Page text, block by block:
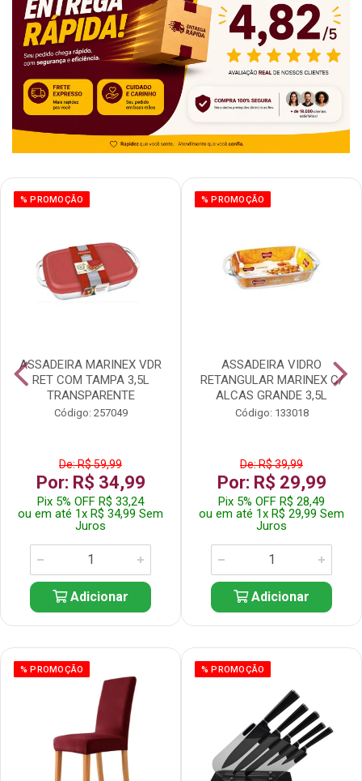
% PROMOÇÃO
ASSADEIRA MARINEX VDR
RET COM TAMPA 3,5L
TRANSPARENTE
Código: 257049
De: R$ 59,99
Por: R$ 34,99
Pix 5% OFF R$ 33,24
ou em até 1x R$ 34,99 Sem
Juros
Adicionar
% PROMOÇÃO
ASSADEIRA VIDRO
RETANGULAR MARINEX C/
ALCAS GRANDE 3,5L
Código: 133018
De: R$ 39,99
Por: R$ 29,99
Pix 5% OFF R$ 28,49
ou em até 1x R$ 29,99 Sem
Juros
Adicionar
% PROMOÇÃO % PROMOÇÃO